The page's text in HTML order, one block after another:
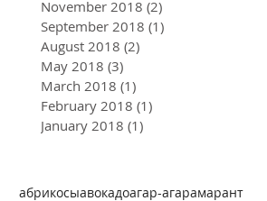
November 2018 (2)
September 2018 (1)
August 2018 (2)
May 2018 (3)
March 2018 (1)
February 2018 (1)
January 2018 (1)
абрикосыавокадоагар-агарамарант